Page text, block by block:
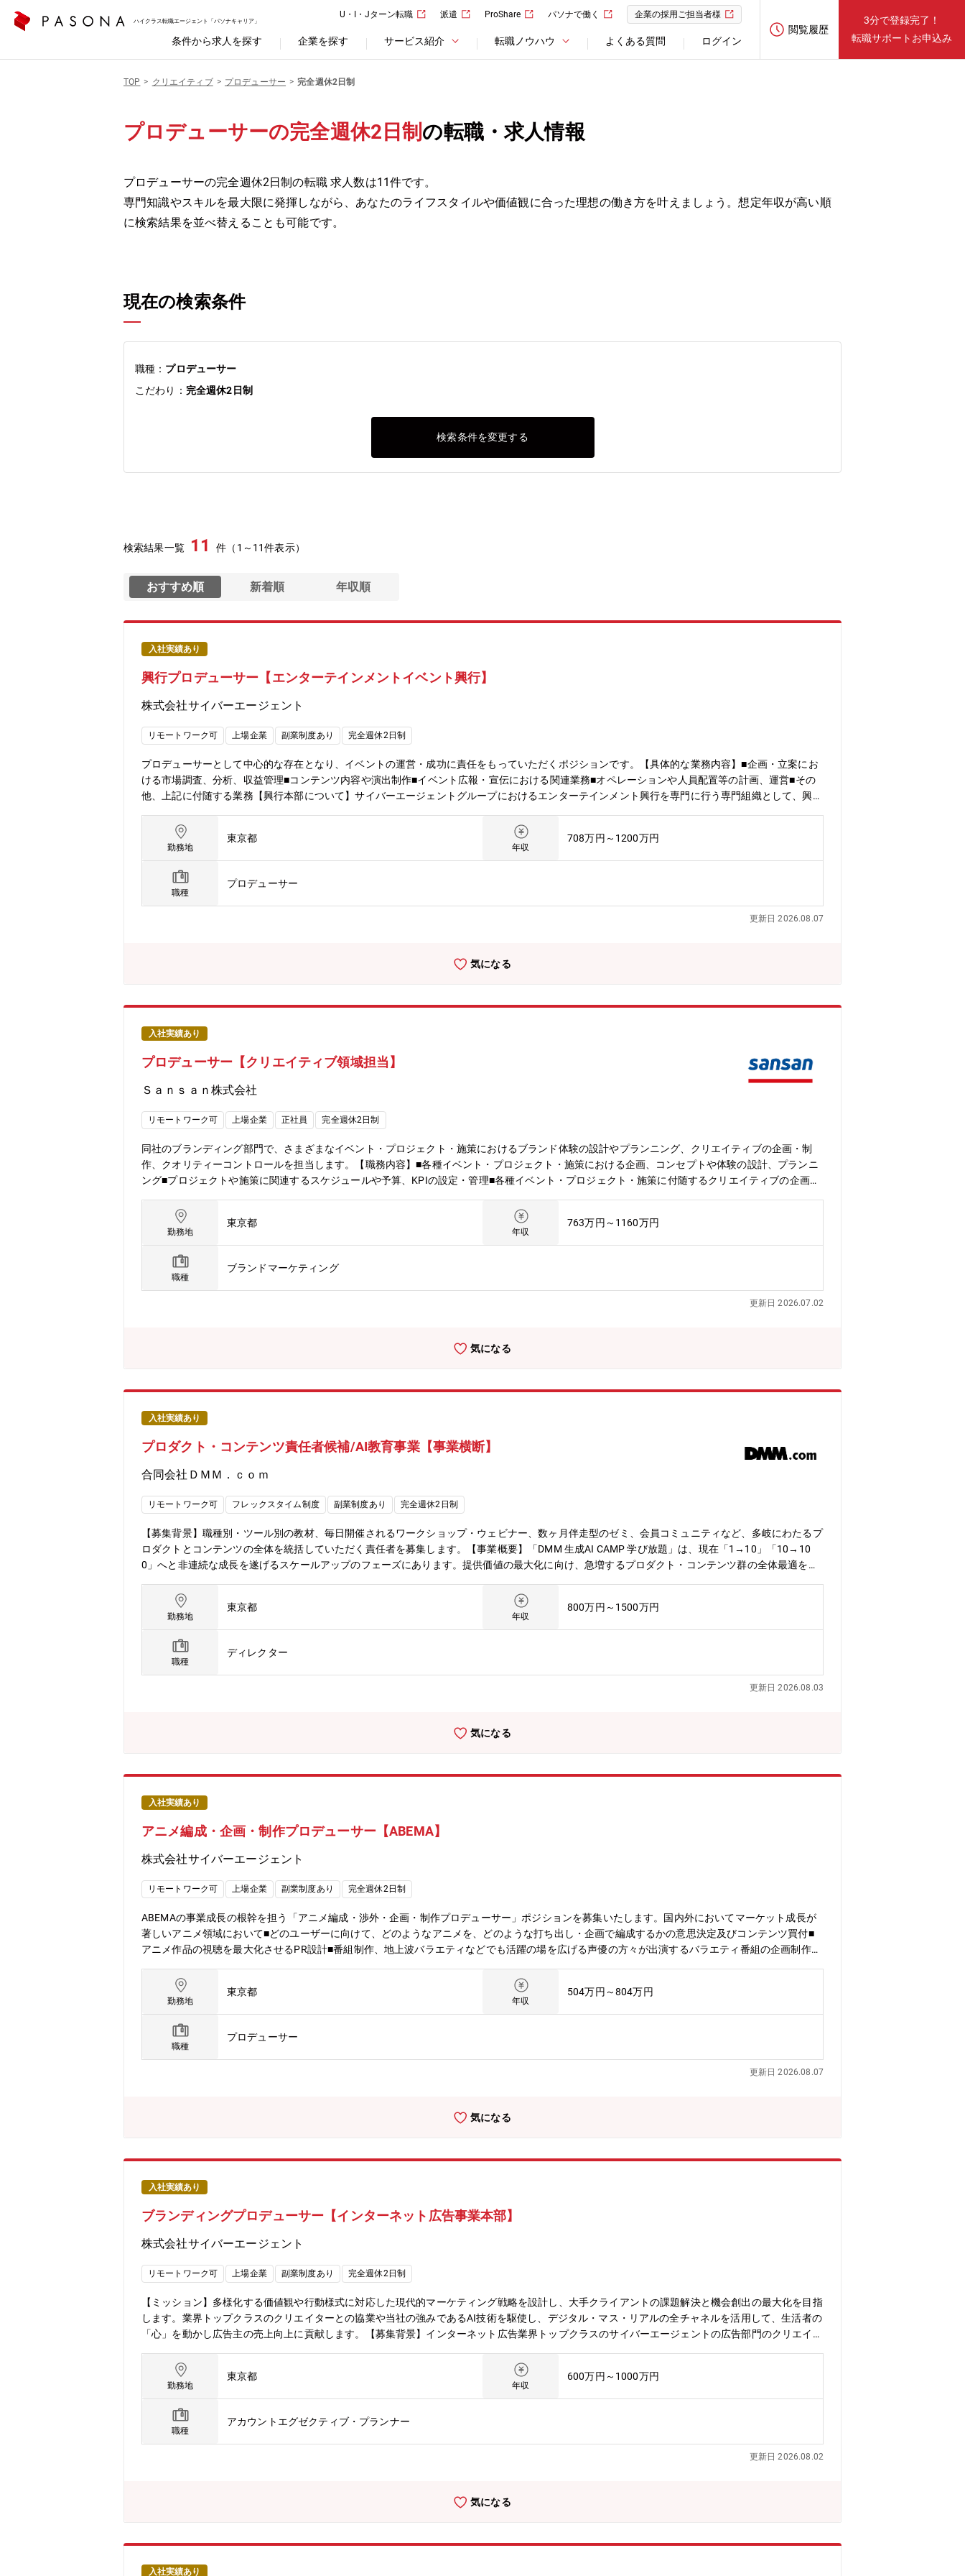
ハイクラス転職エージェント「パソナキャリア」
U・I・Jターン転職 派遣 ProShare パソナで働く 企業の採用ご担当者様
条件から求人を探す 企業を探す サービス紹介 転職ノウハウ よくある質問 ログイン
閲覧履歴
3分で登録完了！
転職サポートお申込み
TOP クリエイティブ プロデューサー 完全週休2日制
プロデューサーの完全週休2日制 の転職・求人情報
プロデューサーの完全週休2日制の転職 求人数は11件です。
専門知識やスキルを最大限に発揮しながら、あなたのライフスタイルや価値観に合った理想の働き方を叶えましょう。想定年収が高い順
に検索結果を並べ替えることも可能です。
現在の検索条件
職種： プロデューサー
こだわり： 完全週休2日制
検索条件を変更する
検索結果一覧 11 件（1～11件表示）
おすすめ順 新着順 年収順
入社実績あり
興行プロデューサー【エンターテインメントイベント興行】
株式会社サイバーエージェント
リモートワーク可 上場企業 副業制度あり 完全週休2日制
プロデューサーとして中心的な存在となり、イベントの運営・成功に責任をもっていただくポジションです。【具体的な業務内容】■企画・立案にお
ける市場調査、分析、収益管理■コンテンツ内容や演出制作■イベント広報・宣伝における関連業務■オペレーションや人員配置等の計画、運営■その
他、上記に付随する業務【興行本部について】サイバーエージェントグループにおけるエンターテインメント興行を専門に行う専門組織として、興行
を行ってまいりましたが、近年はその一環としてイベントを開催する機会が増えてきています。今年7月には、「ABEMA」による初の東京ドーム興行
『Creator Dream Fes ～produced by Com.～』を開催し、約4万人の来場を記録するとともに「ABEMA PPV ONLINE LIVE」による配信でも多くの方々
にご視聴いただきました。また、当社グループ子会社CyberZでは2016年より国内最大級eスポーツイベント「RAGE(レイジ)」を開催するほか、プロ
レス事業会社CyberFightでは武藤敬司引退試合「chocoZAP presents KEIJI MUTO GRAND FINAL PRO-WRESTLING “LAST” LOVE ～HOLD OUT～」を
東京ドーム大会にて開催し、様々なジャンルの興行を行ってまいりました。上記の背景により、興行本部が新設され、これにより、興行事業へ本格参
入し、「ABEMA」を核にした制作・宣伝・広告をワンストップで提供いたします。今後とも、サイバーエージェントグループが培ってきたノウハウ
を生かすことで、高品質なイベント興行を提供するとともにデジタル活用によって新たな収益創出を総合的に推進し、エンターテインメント産業への
勤務地
東京都
年収
708万円～1200万円
職種
プロデューサー
更新日 2026.08.07
気になる
入社実績あり
プロデューサー【クリエイティブ領域担当】
Ｓａｎｓａｎ株式会社
リモートワーク可 上場企業 正社員 完全週休2日制
同社のブランディング部門で、さまざまなイベント・プロジェクト・施策におけるブランド体験の設計やプランニング、クリエイティブの企画・制
作、クオリティーコントロールを担当します。【職務内容】■各種イベント・プロジェクト・施策における企画、コンセプトや体験の設計、プランニ
ング■プロジェクトや施策に関連するスケジュールや予算、KPIの設定・管理■各種イベント・プロジェクト・施策に付随するクリエイティブの企画、
ーとの折衝■イベントの構成・演出、オペレーションなどの構築・管理※ 担当業務は個人の特性やキャリア・経験などを踏まえて決定します。▼担当
するプロジェクト、サービスの例Sansan Innovation SummitSansan KBCオーガスタゴルフトーナメント「Sansan」「Bill One」「Contract One」募
集背景事業領域の拡大に伴う組織体制強化のため【ポジションの魅力】■イベントをはじめとする各種プロジェクトにおいてコンセプト設計から体験
設計、実行まで包括的に携わるため、これまでに培った能力や経験を存分に発揮することができます■自社サービスのブランディングを担当するた
め、自身が関わったプロジェクトが最終的に事業貢献を果たすところまでクオリティーや効果を追求することができます■自社のブランディング部門
に所属し、マーケティング部門をはじめとしたさまざまな部門と連携しながら業務に取り組むことができます■所属部門には、デザイナーやディレク
ター、コピーライター、エディター、フロントエンドエンジニアといったクリエイター職のメンバーが在籍しており、プロジェクトの実行に必要なク
ます。各組織は、デザイナーやディレクター、コピーライター、エディター、フロントエンドエンジニアといった、さまざまなバックグラウンドを持
勤務地
東京都
年収
763万円～1160万円
職種
ブランドマーケティング
更新日 2026.07.02
気になる
入社実績あり
プロダクト・コンテンツ責任者候補/AI教育事業【事業横断】
合同会社ＤＭＭ．ｃｏｍ
リモートワーク可 フレックスタイム制度 副業制度あり 完全週休2日制
【募集背景】職種別・ツール別の教材、毎日開催されるワークショップ・ウェビナー、数ヶ月伴走型のゼミ、会員コミュニティなど、多岐にわたるプ
ロダクトとコンテンツの全体を統括していただく責任者を募集します。【事業概要】「DMM 生成AI CAMP 学び放題」は、現在「1→10」「10→10
0」へと非連続な成長を遂げるスケールアップのフェーズにあります。提供価値の最大化に向け、急増するプロダクト・コンテンツ群の全体最適を図
教育コンテンツは、視聴されただけでは意味がありません。受講者が実務で使いこなし、成果を出せるようになってはじめて価値になります。教材・
イベント・コミュニティのすべてをひとつの学習体験としてプロデュースし、受講成果と継続率に最終責任を負っていただきます。【業務内容】プロ
ダクト部門に配置され、プロダクト戦略・コンテンツ戦略の策定から、企画・制作・配信・データに基づく改善までを一気通貫で担っていただきま
す。【具体的な業務】■戦略・体験設計・プロダクト・コンテンツ戦略の策定（事業戦略と連動したビジョン・ロードマップの設計）・学習体験全体
の設計（教材→イベント→ゼミ→コミュニティの学習導線・受講成果の最大化）■KPI・データマネジメント・KPIマネジメント（継続率・完走率・学
習成果・受講満足度等の設計・モニタリング・改善サイクルの統括）・学習データ・行動データ・会員インサイトに基づく体験改善の仮説検証サイク
ルの推進■コンテンツ企画・体制構築・ヒットコンテンツ・企画の創出（会員インサイト・競合/先行事例リサーチに基づく企画の意思決定）・講師・
ンバーマネジメント（社員・業務委託の混成チーム）・事業責任者・マーケティング責任者と連携した事業レベルの意思決定・実行【ポジションの魅
勤務地
東京都
年収
800万円～1500万円
職種
ディレクター
更新日 2026.08.03
気になる
入社実績あり
アニメ編成・企画・制作プロデューサー【ABEMA】
株式会社サイバーエージェント
リモートワーク可 上場企業 副業制度あり 完全週休2日制
ABEMAの事業成長の根幹を担う「アニメ編成・渉外・企画・制作プロデューサー」ポジションを募集いたします。国内外においてマーケット成長が
著しいアニメ領域において■どのユーザーに向けて、どのようなアニメを、どのような打ち出し・企画で編成するかの意思決定及びコンテンツ買付■
アニメ作品の視聴を最大化させるPR設計■番組制作、地上波バラエティなどでも活躍の場を広げる声優の方々が出演するバラエティ番組の企画制作な
るビジネスモデル設計、事業計画の策定の検討・実行なども行っていただきます。入社後、まずはメンバーと並走しABEMAのビジネスモデルや様々
な経営資源・アセットの理解を深めていただきます。その後、アニメチャンネルアニメ編成・渉外・企画・制作プロデューサーとして活動いただくこ
とを期待しています。ご経歴やご意向に応じて、渉外/編成/宣伝/制作などどこかに特化したミッションをお任せする場合と、横断的にお任せする場
合ございます。【本ポジションの魅力】■国内外で成長著しいアニメマーケットにおいて、ABEMAのアニメ戦略の中核メンバーとして事業成長を牽引
できます。■編成・渉外・企画・制作・宣伝など、アニメに関わる一連のバリューチェーンに幅広く関与し、裁量を持って意思決定することができま
す。■経営層と近い距離でデータ分析や事業計画の策定に携わりながら、メディアビジネス・コンテンツビジネスの知見を総合的に磨くことができま
す。■声優やクリエイター、パートナー企業など多様なステークホルダーと協業し、新しい視聴体験・エンタメ体験を世の中に届けるやりがいの大き
料」で楽しめるだけでなく、ABEMAならではのオリジナルコンテンツやスポーツの生配信を通して多くの方にご利用いただけるメディアへ成長を遂
勤務地
東京都
年収
504万円～804万円
職種
プロデューサー
更新日 2026.08.07
気になる
入社実績あり
ブランディングプロデューサー【インターネット広告事業本部】
株式会社サイバーエージェント
リモートワーク可 上場企業 副業制度あり 完全週休2日制
【ミッション】多様化する価値観や行動様式に対応した現代的マーケティング戦略を設計し、大手クライアントの課題解決と機会創出の最大化を目指
します。業界トップクラスのクリエイターとの協業や当社の強みであるAI技術を駆使し、デジタル・マス・リアルの全チャネルを活用して、生活者の
「心」を動かし広告主の売上向上に貢献します。【募集背景】インターネット広告業界トップクラスのサイバーエージェントの広告部門のクリエイテ
の掛け算で広告主様とブランドを創り、最適なマーケティング戦略を設計し、生活者の心を動かし広告主の事業成長を最大化する次世代ブランディン
グを実現する業務をお任せします！【業務内容】インターネット広告業界をリードするサイバーエージェントの広告部門で、ブランディングプロデュ
ーサーとして次世代のブランド構築をけん引するプロフェッショナルを目指せるポジションです。【具体的には】■クライアントのブランド戦略立案
と実行管理■質の高いクリエイティブを基盤としたコンセプト開発■多様な領域のトップクリエイターとの協業推進■デジタルとマスメディアを融合し
た統合的プランニング■デジタルメディアを活用したマーケティングキャンペーンの企画立案と運営■KPIに基づくパフォーマンス分析と最適化推進
【本ポジションの魅力】■国内トップ企業・ブランドのブランディング戦略に携わる機会■クリエイティブとAI技術を融合した最先端ブランディング
の実践■業界一流のクリエイターと協働できる環境■国内トップクラスのデジタルマーケティングノウハウの習得■高い裁量権を持ち、迅速なPDCAサ
ーとして市場を牽引しています。現在は広告にとどまらず新たにDX事業にも参入。各業界の大手企業との協業を拡大しDX推進に取り組んでいます。
勤務地
東京都
年収
600万円～1000万円
職種
アカウントエグゼクティブ・プランナー
更新日 2026.08.02
気になる
入社実績あり